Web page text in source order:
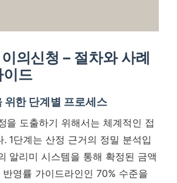
의신청 – 절차와 사례
이드
위한 단계별 프로세스
을 도출하기 위해서는 체계적인 접
. 1단계는 산정 근거의 정밀 분석입
알리미 시스템을 통해 확정된 금액
영률 가이드라인인 70% 수준을